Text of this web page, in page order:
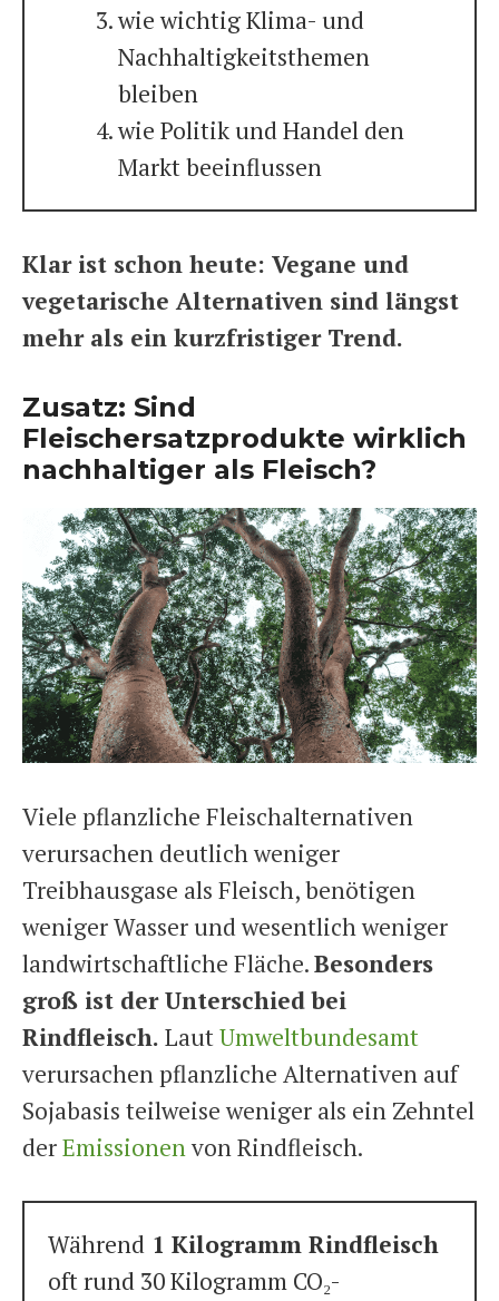
wie wichtig Klima- und
Nachhaltigkeitsthemen
bleiben
wie Politik und Handel den
Markt beeinflussen
Klar ist schon heute: Vegane und
vegetarische Alternativen sind längst
mehr als ein kurzfristiger Trend.
Zusatz: Sind
Fleischersatzprodukte wirklich
nachhaltiger als Fleisch?
Viele pflanzliche Fleischalternativen
verursachen deutlich weniger
Treibhausgase als Fleisch, benötigen
weniger Wasser und wesentlich weniger
landwirtschaftliche Fläche.Besonders
groß ist der Unterschied bei
Rindfleisch. Laut Umweltbundesamt
verursachen pflanzliche Alternativen auf
Sojabasis teilweise weniger als ein Zehntel
derEmissionen von Rindfleisch.
Während 1 Kilogramm Rindfleisch
oft rund 30 Kilogramm CO₂-